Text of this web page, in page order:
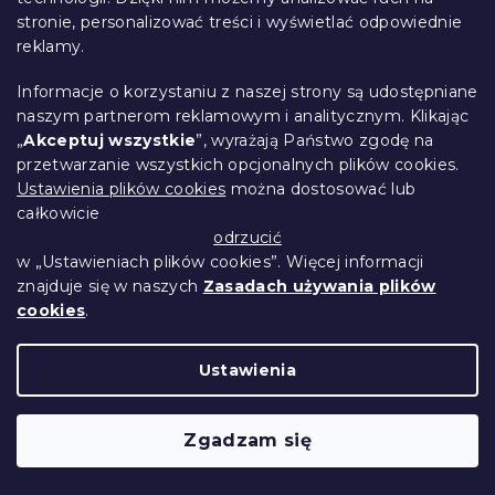
stronie, personalizować treści i wyświetlać odpowiednie
reklamy.
Informacje o korzystaniu z naszej strony są udostępniane
naszym partnerom reklamowym i analitycznym. Klikając
„Akceptuj wszystkie”, wyrażają Państwo zgodę na
przetwarzanie wszystkich opcjonalnych plików cookies.
Ustawienia plików cookies można dostosować lub
całkowicie
odrzucić
w „Ustawieniach plików cookies”. Więcej informacji
znajduje się w naszych Zasadach używania plików
cookies.
Ustawienia
Zgadzam się
od1 074 zł
🇵🇱
Materac kieszeniowy SOMMERA 18 cm
160 x 200 cm